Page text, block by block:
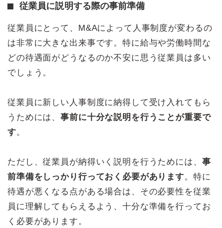
従業員に説明する際の事前準備
従業員にとって、M&Aによって人事制度が変わるの
は非常に大きな出来事です。特に給与や労働時間な
どの待遇面がどうなるのか不安に思う従業員は多い
でしょう。
従業員に新しい人事制度に納得して受け入れてもら
うためには、事前に十分な説明を行うことが重要で
す。
ただし、従業員が納得いく説明を行うためには、 事
前準備をしっかり行っておく必要があります。特に
待遇が悪くなる点がある場合は、その必要性を従業
員に理解してもらえるよう、十分な準備を行ってお
く必要があります。